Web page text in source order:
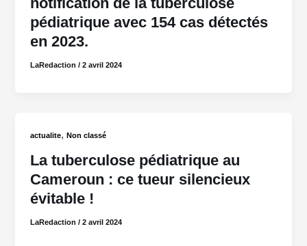
pédiatrique avec 154 cas détectés
en 2023.
LaRedaction/2 avril 2024
actualite,Non classé
La tuberculose pédiatrique au
Cameroun : ce tueur silencieux
évitable !
LaRedaction/2 avril 2024